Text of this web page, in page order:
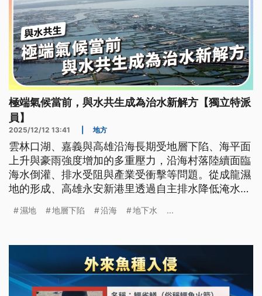
極端氣候當前，與水共生成為治水新解方【獨立特派
員】
2025/12/12 13:41 地方
雲林口湖、嘉義與高雄沿海長期受地層下陷、海平面
上升與豪雨強度增加的多重壓力，沿海村落陸續面臨
海水倒灌、排水受阻與產業受衝擊等問題。從成龍濕
地的形成、高雄永安新港里透過自主排水降低淹水，
正以多元方式尋求與水共生。然而，專家提醒，若無
機械抽水將難以應對未來加劇的氣候風險。台灣沿海
正進入「與水共生」的新階段，如何在保護居民安全
與維持生計間找到平衡，已成急迫課題。
濕地 地層下陷 沿海 地下水 ...